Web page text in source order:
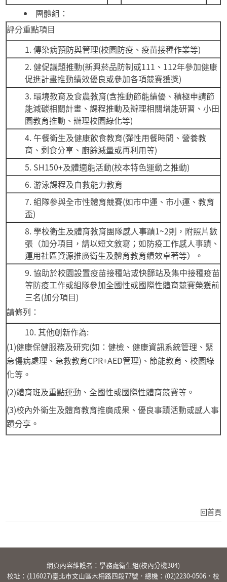
團體組：
評分重點項目
傳染病預防與管理(校園防疫、疫苗接種作業等)
健促議題推動(新興菸品防制或111、112年參加健康
促進計畫推動績效優良或參加各項競賽獲獎)
環境教育及食農教育(含推動節能績優、積極申請節
能減碳相關計畫、課程推動及辦理相關增能研習、小田
園教育推動、辦理校園綠化等)
午餐衛生及健康飲食教育(彈性用餐時間、營養教
育、剩食分享、廚餘減量或再利用等)
SH150+及體適能活動(校本特色運動之推動)
游泳課程及自救能力教育
組隊參與全市性體育競賽(如市中運、市小運、教育
盃)
學校衛生及體育教育團隊感人事蹟1~2則，附照片數
張（加分項目，請以短文敘寫；如防疫工作感人事蹟、
運用社區資源推廣衛生及體育教育績效卓著等）。
協助於校園設置疫苗接種站或快篩站及集中接種疫苗
等防疫工作或組隊參加全國性或國際性體育競賽榮獲前
三名(加分項目)
請條列：
其他創新作為:
(1)健康保健服務及研究(如：健檢、健康資訊系統管理、緊
急傷病處理、急救教育CPR+AED管理)、節能教育、校園綠
化等。
(2)體育班及重點運動、全國性或國際性體育競賽等。
(3)校內外衛生及體育教育推廣成果、優良事蹟活動或感人事
蹟分享。
回首頁
網頁內容維護者：學務處衛生組(校內分機304)
校址：(116027)臺北市文山區木柵路四段77號．總機： (02)2230-0506 ．校